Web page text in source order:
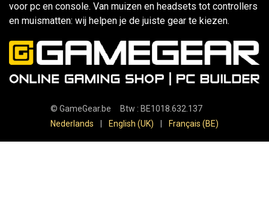
voor pc en console. Van muizen en headsets tot controllers
en muismatten: wij helpen je de juiste gear te kiezen.
© GameGear.be Btw : BE1018.632.137
Nederlands
English (UK) Français (BE)